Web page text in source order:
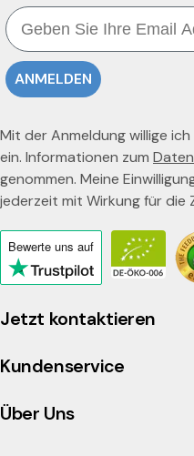
Jetzt kontaktieren
Kundenservice
Über Uns
Email
ANMELDEN
Mit der Anmeldung willige
ein. Informationen zum
genommen. Meine
jederzeit mit Wirkung für die
Bewerte uns auf
Click
to
view
company's
profile